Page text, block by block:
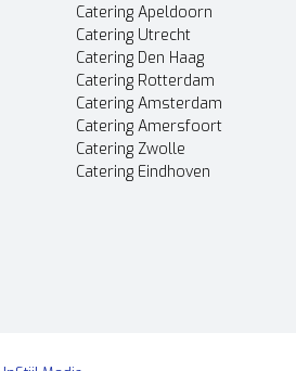
Catering Apeldoorn
Catering Utrecht
Catering Den Haag
Catering Rotterdam
Catering Amsterdam
Catering Amersfoort
Catering Zwolle
Catering Eindhoven